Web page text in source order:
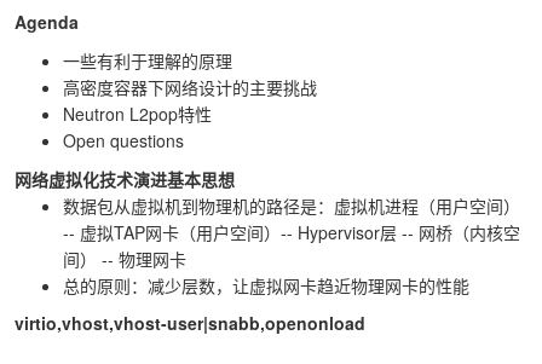
Agenda
一些有利于理解的原理
高密度容器下网络设计的主要挑战
Neutron L2pop特性
Open questions
网络虚拟化技术演进基本思想
数据包从虚拟机到物理机的路径是：虚拟机进程（用户空间）
-- 虚拟TAP网卡（用户空间）-- Hypervisor层 -- 网桥（内核空
间） -- 物理网卡
总的原则：减少层数，让虚拟网卡趋近物理网卡的性能
virtio,vhost,vhost-user|snabb,openonload